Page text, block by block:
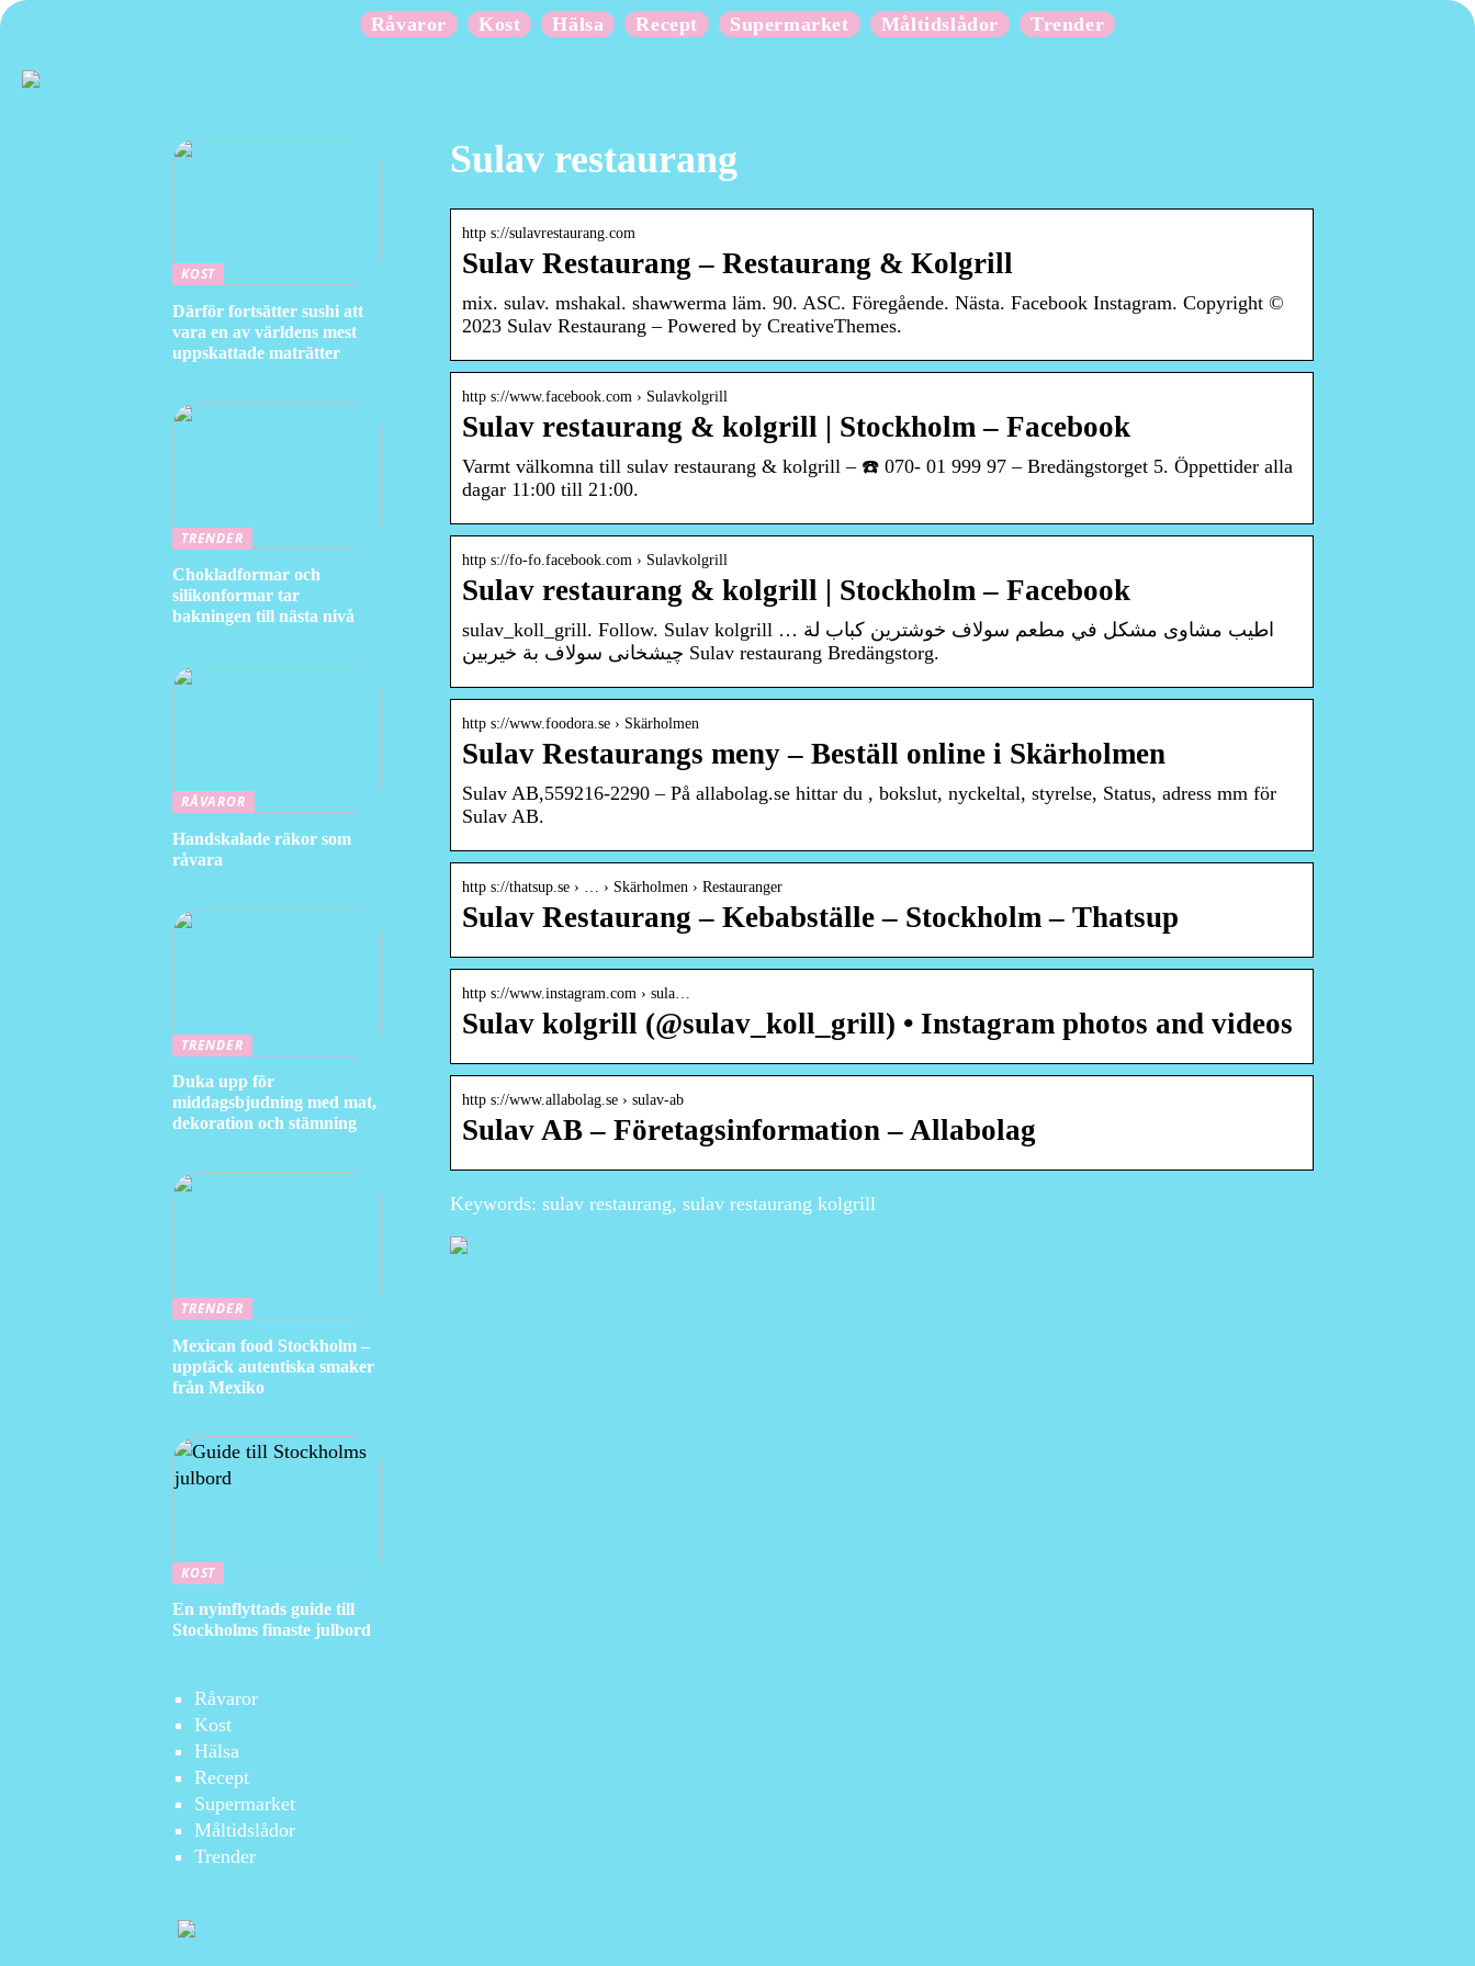
Råvaror Kost Hälsa Recept Supermarket Måltidslådor Trender
Sulav restaurang
http s://sulavrestaurang.com
Sulav Restaurang – Restaurang & Kolgrill
mix. sulav. mshakal. shawwerma läm. 90. ASC. Föregående. Nästa. Facebook Instagram. Copyright ©
2023 Sulav Restaurang – Powered by CreativeThemes.
http s://www.facebook.com › Sulavkolgrill
Sulav restaurang & kolgrill | Stockholm – Facebook
Varmt välkomna till sulav restaurang & kolgrill – ☎️ 070- 01 999 97 – Bredängstorget 5. Öppettider alla
dagar 11:00 till 21:00.
http s://fo-fo.facebook.com › Sulavkolgrill
Sulav restaurang & kolgrill | Stockholm – Facebook
sulav_koll_grill. Follow. Sulav kolgrill … اطيب مشاوى مشكل في مطعم سولاف خوشترين كباب لة
چيشخانى سولاف بة خيربين Sulav restaurang Bredängstorg.
http s://www.foodora.se › Skärholmen
Sulav Restaurangs meny – Beställ online i Skärholmen
Sulav AB,559216-2290 – På allabolag.se hittar du , bokslut, nyckeltal, styrelse, Status, adress mm för
Sulav AB.
http s://thatsup.se › … › Skärholmen › Restauranger
Sulav Restaurang – Kebabställe – Stockholm – Thatsup
http s://www.instagram.com › sula…
Sulav kolgrill (@sulav_koll_grill) • Instagram photos and videos
http s://www.allabolag.se › sulav-ab
Sulav AB – Företagsinformation – Allabolag
Keywords: sulav restaurang, sulav restaurang kolgrill
KOST
Därför fortsätter sushi att
vara en av världens mest
uppskattade maträtter
TRENDER
Chokladformar och
silikonformar tar
bakningen till nästa nivå
RÅVAROR
Handskalade räkor som
råvara
TRENDER
Duka upp för
middagsbjudning med mat,
dekoration och stämning
TRENDER
Mexican food Stockholm –
upptäck autentiska smaker
från Mexiko
KOST
En nyinflyttads guide till
Stockholms finaste julbord
Råvaror
Kost
Hälsa
Recept
Supermarket
Måltidslådor
Trender